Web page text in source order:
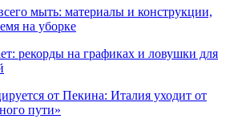
мыть: материалы и конструкции,
на уборке
рекорды на графиках и ловушки для
от Пекина: Италия уходит от
пути»